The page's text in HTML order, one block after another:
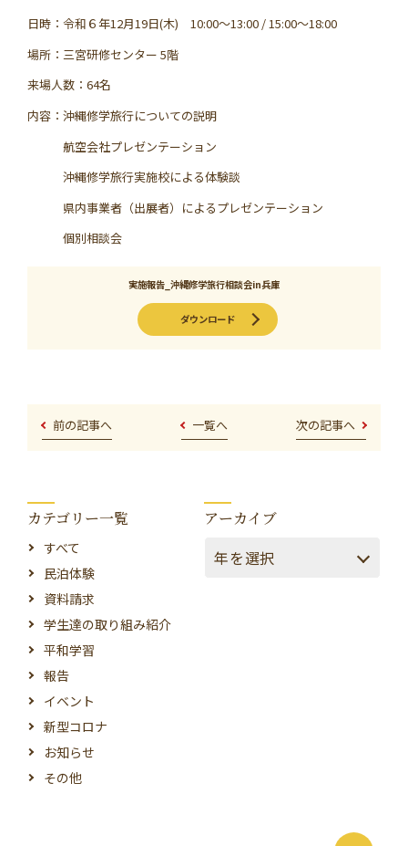
カテゴリー一覧
すべて
民泊体験
資料請求
学生達の取り組み紹介
平和学習
報告
イベント
新型コロナ
お知らせ
その他
アーカイブ
日時：令和６年12月19日(木) 10:00～13:00 / 15:00～18:00
場所：三宮研修センター 5階
来場人数：64名
内容：沖縄修学旅行についての説明
航空会社プレゼンテーション
沖縄修学旅行実施校による体験談
県内事業者（出展者）によるプレゼンテーション
個別相談会
実施報告_沖縄修学旅行相談会in兵庫
ダウンロード
前の記事へ 一覧へ 次の記事へ